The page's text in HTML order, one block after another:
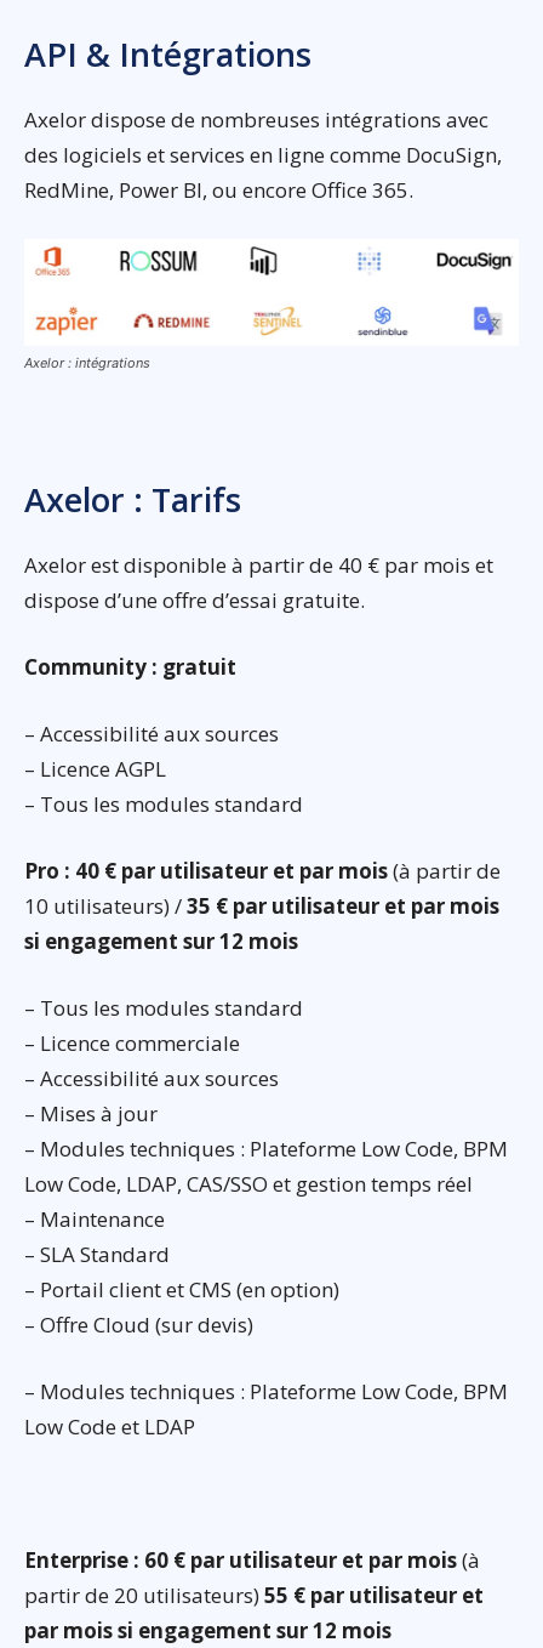
API & Intégrations
Axelor dispose de nombreuses intégrations avec
des logiciels et services en ligne comme DocuSign,
RedMine, Power BI, ou encore Office 365.
Axelor : intégrations
Axelor : Tarifs
Axelor est disponible à partir de 40 € par mois et
dispose d’une offre d’essai gratuite.
Community : gratuit
– Accessibilité aux sources
– Licence AGPL
– Tous les modules standard
Pro : 40 € par utilisateur et par mois(à partir de
10 utilisateurs) /35 € par utilisateur et par mois
si engagement sur 12 mois
– Tous les modules standard
– Licence commerciale
– Accessibilité aux sources
– Mises à jour
– Modules techniques : Plateforme Low Code, BPM
Low Code, LDAP, CAS/SSO et gestion temps réel
– Maintenance
– SLA Standard
– Portail client et CMS (en option)
– Offre Cloud (sur devis)
– Modules techniques : Plateforme Low Code, BPM
Low Code et LDAP
Enterprise : 60 € par utilisateur et par mois(à
partir de 20 utilisateurs)55 € par utilisateur et
par mois si engagement sur 12 mois